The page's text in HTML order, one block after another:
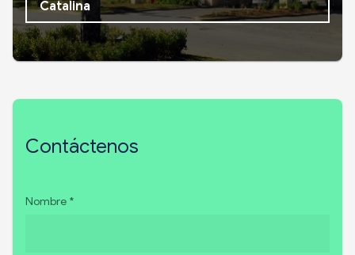
Catalina
Contáctenos
Nombre *